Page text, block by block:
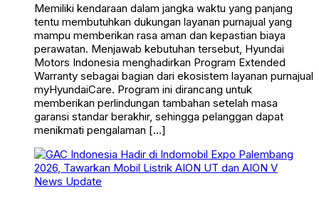
Memiliki kendaraan dalam jangka waktu yang panjang
tentu membutuhkan dukungan layanan purnajual yang
mampu memberikan rasa aman dan kepastian biaya
perawatan. Menjawab kebutuhan tersebut, Hyundai
Motors Indonesia menghadirkan Program Extended
Warranty sebagai bagian dari ekosistem layanan purnajual
myHyundaiCare. Program ini dirancang untuk
memberikan perlindungan tambahan setelah masa
garansi standar berakhir, sehingga pelanggan dapat
menikmati pengalaman […]
News Update